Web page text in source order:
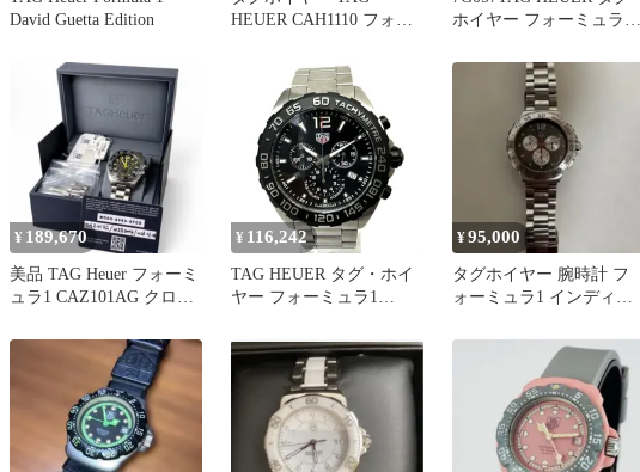
David Guetta Edition
HEUER CAH1110 フォー
ォーツ メンズ _974758
ホイヤー フォーミュラ1
フ CAC111B-0 腕時計 メ
ンズ ステンレススチール
シルバー ブラック クオ
ーツ 中古
¥ 189,670
美品 TAG Heuer フォーミ
ュラ1 CAZ101AG クロノ
¥ 116,242
TAG HEUER タグ・ホイ
ヤー フォーミュラ1
メンズ クオーツ ブラッ
ク文字盤 動作品 【中古/
現状品】 32605K389
¥95,000
タグホイヤー 腕時計 フ
ォーミュラ1 インディ